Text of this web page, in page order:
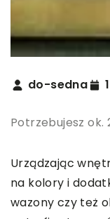
do-sedna
Potrzebujesz
Urządzając
na kolory i
wazony czy też